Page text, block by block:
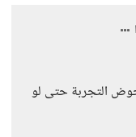
التجربة حتى لو